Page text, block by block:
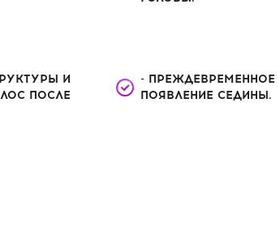
И
ПОСЛЕ
- ПРЕЖДЕВРЕМЕННОЕ
ПОЯВЛЕНИЕ СЕДИНЫ.